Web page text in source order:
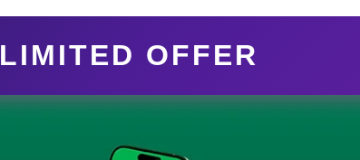
LIMITED OFFER